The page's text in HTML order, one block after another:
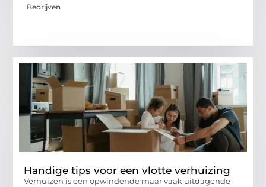
Bedrijven
Handige tips voor een vlotte verhuizing
Verhuizen is een opwindende maar vaak uitdagende